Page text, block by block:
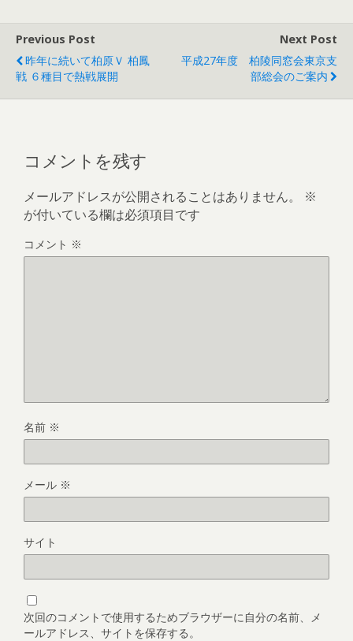
Previous Post
昨年に続いて柏原Ｖ 柏鳳
戦 ６種目で熱戦展開
Next Post
平成27年度 柏陵同窓会東京支
部総会のご案内
コメントを残す
メールアドレスが公開されることはありません。
※
が付いている欄は必須項目です
コメント ※
名前 ※
メール ※
サイト
次回のコメントで使用するためブラウザーに自分の名前、メ
ールアドレス、サイトを保存する。